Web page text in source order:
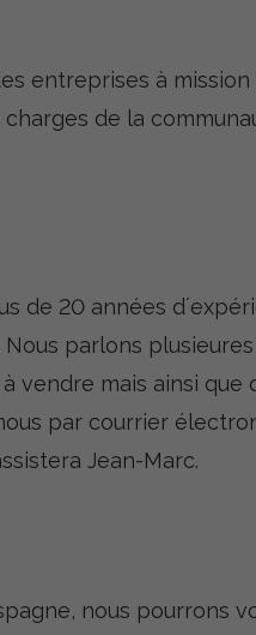
entreprises à
de la
de 20 années
parlons
vendre mais ainsi
par courrier
Jean-Marc.
nous pourrons